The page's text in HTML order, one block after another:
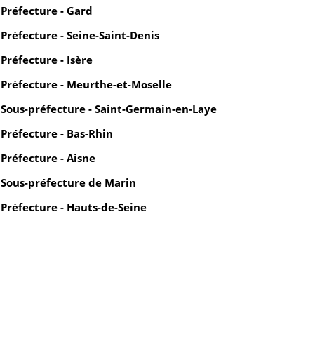
Préfecture - Gard
Préfecture - Seine-Saint-Denis
Préfecture - Isère
Préfecture - Meurthe-et-Moselle
Sous-préfecture - Saint-Germain-en-Laye
Préfecture - Bas-Rhin
Préfecture - Aisne
Sous-préfecture de Marin
Préfecture - Hauts-de-Seine